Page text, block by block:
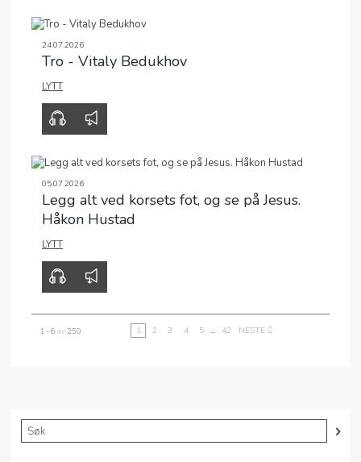
24.07.2026
Tro - Vitaly Bedukhov
00:00
LYTT
05.07.2026
Legg alt ved korsets fot, og se på Jesus.
Håkon Hustad
00:00
LYTT
1 - 6av 250 1 2 3 4 5 ... 42 NESTE